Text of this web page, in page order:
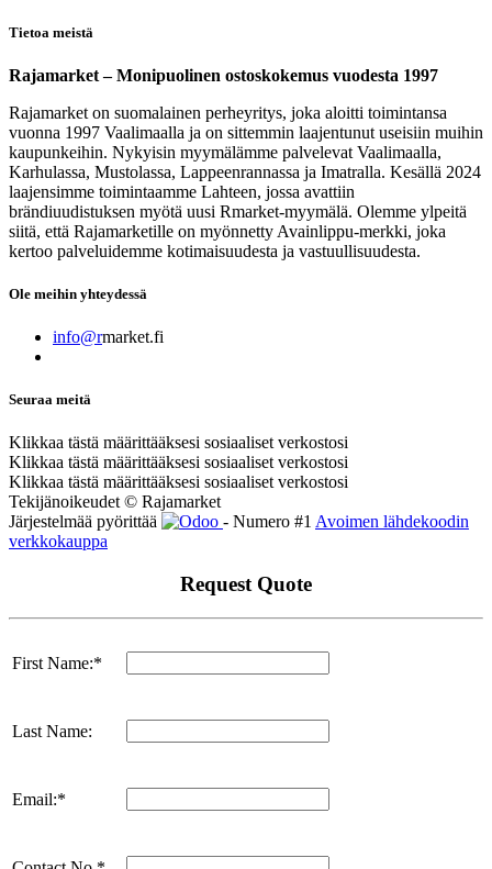
Tietoa meistä
Rajamarket – Monipuolinen ostoskokemus vuodesta 1997
Rajamarket on suomalainen perheyritys, joka aloitti toimintansa
vuonna 1997 Vaalimaalla ja on sittemmin laajentunut useisiin muihin
kaupunkeihin. Nykyisin myymälämme palvelevat Vaalimaalla,
Karhulassa, Mustolassa, Lappeenrannassa ja Imatralla. Kesällä 2024
laajensimme toimintaamme Lahteen, jossa avattiin
brändiuudistuksen myötä uusi Rmarket-myymälä. Olemme ylpeitä
siitä, että Rajamarketille on myönnetty Avainlippu-merkki, joka
kertoo palveluidemme kotimaisuudesta ja vastuullisuudesta.
Ole meihin yhteydessä
info@rmarket.fi
Seuraa meitä
Klikkaa tästä määrittääksesi sosiaaliset verkostosi
Klikkaa tästä määrittääksesi sosiaaliset verkostosi
Klikkaa tästä määrittääksesi sosiaaliset verkostosi
Tekijänoikeudet © Rajamarket
Järjestelmää pyörittää
- Numero #1 Avoimen lähdekoodin
verkkokauppa
Request Quote
First Name:*
Last Name:
Email:*